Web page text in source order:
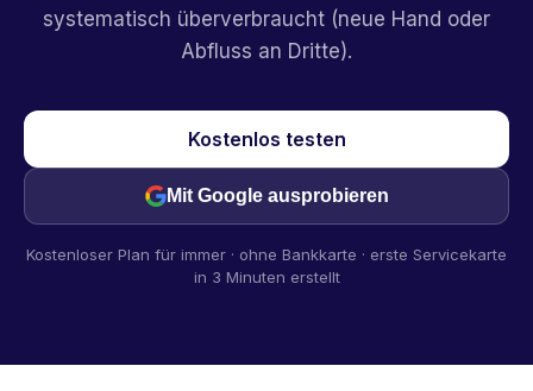
systematisch überverbraucht (neue Hand oder
Abfluss an Dritte).
Kostenlos testen
Mit Google ausprobieren
Kostenloser Plan für immer · ohne Bankkarte · erste Servicekarte
in 3 Minuten erstellt